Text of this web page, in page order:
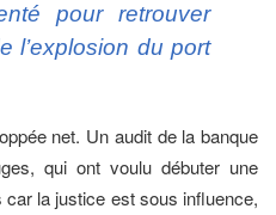
pour retrouver
l’explosion du port
net. Un audit de la banque
qui ont voulu débuter une
la justice est sous influence,